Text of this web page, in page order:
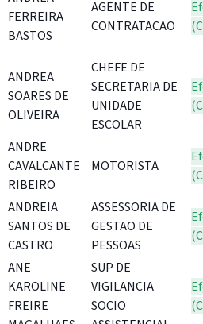
FERREIRA
BASTOS
AGENTE DE
CONTRATACAO
ANDREA
SOARES DE
OLIVEIRA
CHEFE DE
SECRETARIA DE
UNIDADE
ESCOLAR
ANDRE
CAVALCANTE
RIBEIRO
MOTORISTA
ANDREIA
SANTOS DE
CASTRO
ASSESSORIA DE
GESTAO DE
PESSOAS
ANE
KAROLINE
FREIRE
SUP DE
VIGILANCIA
SOCIO